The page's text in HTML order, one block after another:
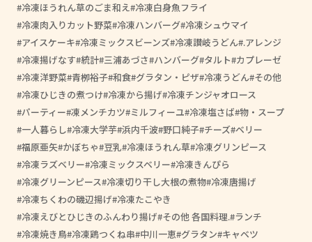
冷凍ほうれん草のごま和え 冷凍白身魚フライ
冷凍肉入りカット野菜 冷凍ハンバーグ 冷凍シュウマイ
アイスケーキ 冷凍ミックスビーンズ 冷凍讃岐うどん .アレンジ
冷凍揚げなす 統計 三浦あづさ ハンバーグ タルト カプレーゼ
冷凍洋野菜 青栁裕子 和食 グラタン・ピザ 冷凍うどん その他
冷凍ひじきの煮つけ 冷凍から揚げ 冷凍チンジャオロース
パーティー 凍メンチカツ ミルフィーユ 冷凍塩さば 物・スープ
一人暮らし 冷凍大学芋 浜内千波 野口純子 チーズ ベリー
福原亜矢 かぼちゃ 豆乳 冷凍ほうれん草 冷凍グリンピース
冷凍ラズベリー 冷凍ミックスベリー 冷凍きんぴら
冷凍グリーンピース 冷凍切り干し大根の煮物 冷凍唐揚げ
冷凍ちくわの磯辺揚げ 冷凍たこやき
冷凍えびとひじきのふんわり揚げ その他 各国料理. ランチ
冷凍焼き鳥 冷凍鶏つくね串 中川一恵 グラタン キャベツ